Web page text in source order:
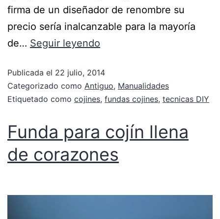
firma de un diseñador de renombre su
precio sería inalcanzable para la mayoría
de… Seguir leyendo
Publicada el 22 julio, 2014
Categorizado como Antiguo, Manualidades
Etiquetado como cojines, fundas cojines, tecnicas DIY
Funda para cojín llena
de corazones